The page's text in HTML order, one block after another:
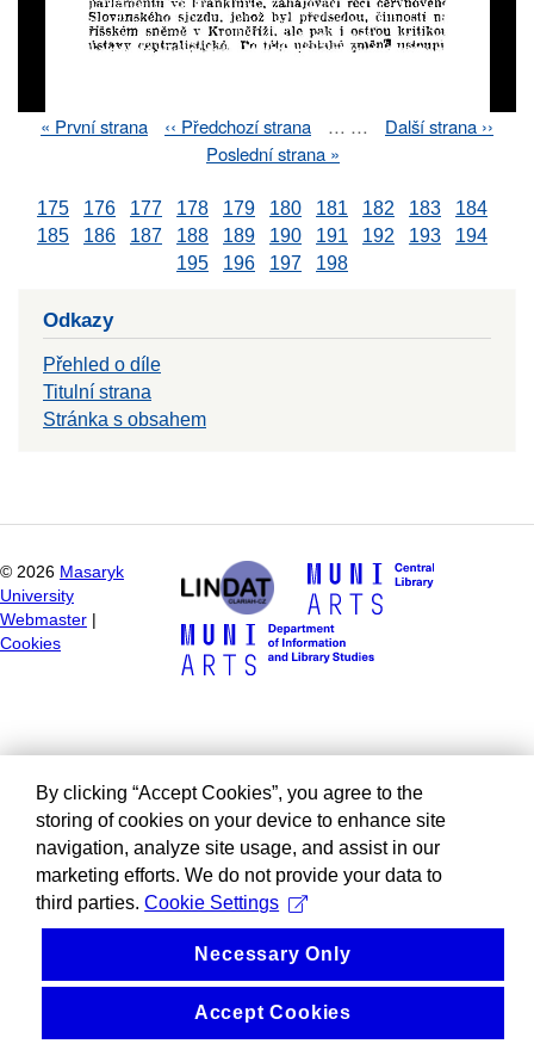
First
« První strana
Previous
‹‹ Předchozí strana … …
Next
Další strana ››
Last
Poslední strana »
175 176 177 178 179 180 181 182 183
184
185
186 187 188 189 190 191 192 193
194
195
196 197 198
Odkazy
Přehled o díle
Titulní strana
Stránka s obsahem
© 2026 Masaryk
University
Webmaster
Cookies
By clicking “Accept Cookies”, you agree to the
storing of cookies on your device to enhance site
navigation, analyze site usage, and assist in our
marketing efforts. We do not provide your data to
third parties. Cookie Settings
Necessary Only
Accept Cookies